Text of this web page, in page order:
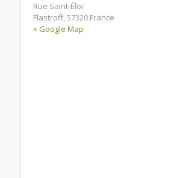
Rue Saint-Éloi
Flastroff,57320 France
+ Google Map